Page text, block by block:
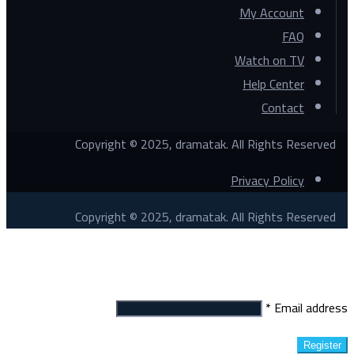
My Account
FAQ
Watch on TV
Help Center
Contact
Copyright © 2025, dramatak. All Rights Reserved
Privacy Policy
Copyright © 2025, dramatak. All Rights Reserved
Email address
*
Register